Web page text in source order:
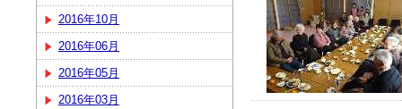
2016年10月
2016年06月
2016年05月
2016年03月